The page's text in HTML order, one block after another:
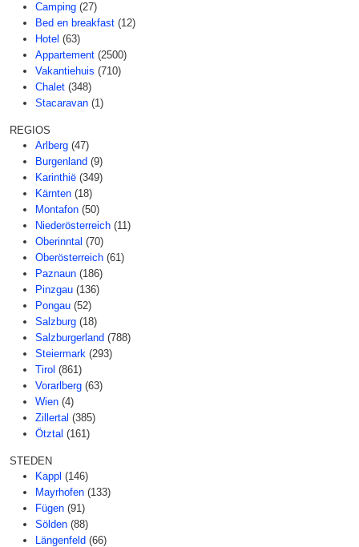
Camping (27)
Bed en breakfast (12)
Hotel (63)
Appartement (2500)
Vakantiehuis (710)
Chalet (348)
Stacaravan (1)
REGIOS
Arlberg (47)
Burgenland (9)
Karinthië (349)
Kärnten (18)
Montafon (50)
Niederösterreich (11)
Oberinntal (70)
Oberösterreich (61)
Paznaun (186)
Pinzgau (136)
Pongau (52)
Salzburg (18)
Salzburgerland (788)
Steiermark (293)
Tirol (861)
Vorarlberg (63)
Wien (4)
Zillertal (385)
Ötztal (161)
STEDEN
Kappl (146)
Mayrhofen (133)
Fügen (91)
Sölden (88)
Längenfeld (66)